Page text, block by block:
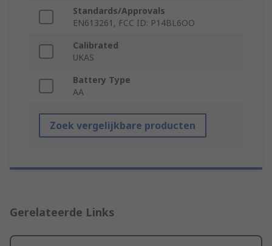
Standards/Approvals
EN613261, FCC ID: P14BL6OO
Calibrated
UKAS
Battery Type
AA
Zoek vergelijkbare producten
Gerelateerde Links